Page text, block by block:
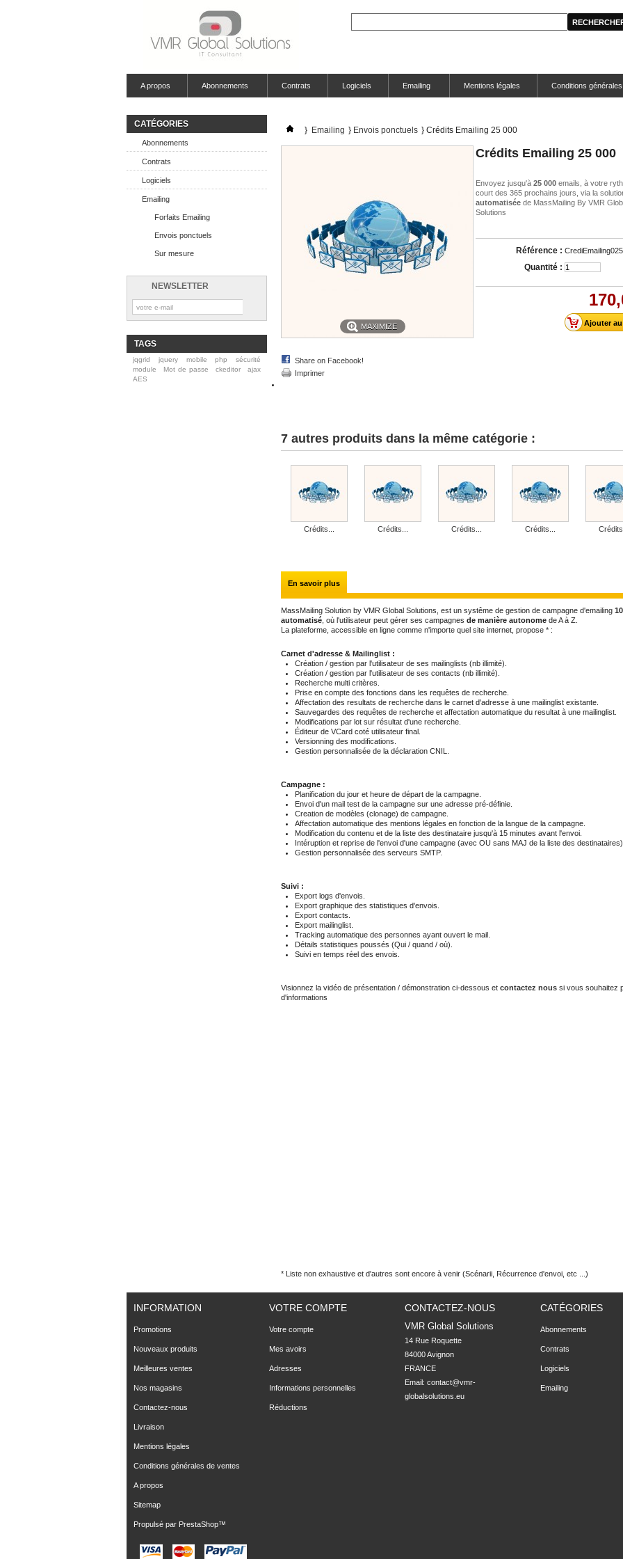
A propos Abonnements Contrats Logiciels Emailing Mentions légales Conditions
CATÉGORIES
Abonnements
Contrats
Logiciels
Emailing
Forfaits Emailing
Envois ponctuels
Sur mesure
NEWSLETTER
TAGS
jqgrid jquery mobile php
sécurité
module
Mot de passe ckeditor
ajax
AES
} Emailing } Envois ponctuels } Crédits Emailing 25 000
MAXIMIZE
Share on Facebook!
Imprimer
Crédits Emailing 25 000
Envoyez jusqu'à 25 000 emails, à votre
court des 365 prochains jours, via la
automatisée de MassMailing By VMR
Solutions
Référence :
Quantité :
7 autres produits dans la même catégorie :
Crédits... Crédits... Crédits... Crédits...
En savoir plus
MassMailing Solution by VMR Global Solutions, est un systême de gestion de campagne d'emailing
automatisé , où l'utilisateur peut gérer ses campagnes de manière autonome de A à Z.
La plateforme, accessible en ligne comme n'importe quel site internet, propose * :
Carnet d'adresse & Mailinglist :
Création / gestion par l'utilisateur de ses mailinglists (nb illimité).
Création / gestion par l'utilisateur de ses contacts (nb illimité).
Recherche multi critères.
Prise en compte des fonctions dans les requêtes de recherche.
Affectation des resultats de recherche dans le carnet d'adresse à une mailinglist existante.
Sauvegardes des requêtes de recherche et affectation automatique du resultat à une mailinglist.
Modifications par lot sur résultat d'une recherche.
Éditeur de VCard coté utilisateur final.
Versionning des modifications.
Gestion personnalisée de la déclaration CNIL.
Campagne :
Planification du jour et heure de départ de la campagne.
Envoi d'un mail test de la campagne sur une adresse pré-définie.
Creation de modèles (clonage) de campagne.
Affectation automatique des mentions légales en fonction de la langue de la campagne.
Modification du contenu et de la liste des destinataire jusqu'à 15 minutes avant l'envoi.
Intéruption et reprise de l'envoi d'une campagne (avec OU sans MAJ de la liste des
Gestion personnalisée des serveurs SMTP.
Suivi :
Export logs d'envois.
Export graphique des statistiques d'envois.
Export contacts.
Export mailinglist.
Tracking automatique des personnes ayant ouvert le mail.
Détails statistiques poussés (Qui / quand / où).
Suivi en temps réel des envois.
Visionnez la vidéo de présentation / démonstration ci-dessous et contactez nous si vous souhaitez
d'informations
* Liste non exhaustive et d'autres sont encore à venir (Scénarii, Récurrence d'envoi, etc ...)
INFORMATION
Promotions
Nouveaux produits
Meilleures ventes
Nos magasins
Contactez-nous
Livraison
Mentions légales
Conditions générales de ventes
A propos
Sitemap
Propulsé par PrestaShop™
VOTRE COMPTE
Votre compte
Mes avoirs
Adresses
Informations personnelles
Réductions
CONTACTEZ-NOUS
VMR Global Solutions
14 Rue Roquette
84000 Avignon
FRANCE
Email: contact@vmr-
globalsolutions.eu
CATÉGORIES
Abonnements
Contrats
Logiciels
Emailing